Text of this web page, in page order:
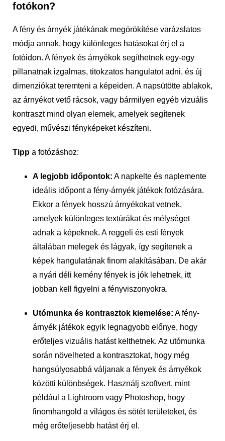
fotókon?
A fény és árnyék játékának megörökítése varázslatos
módja annak, hogy különleges hatásokat érj el a
fotóidon. A fények és árnyékok segíthetnek egy-egy
pillanatnak izgalmas, titokzatos hangulatot adni, és új
dimenziókat teremteni a képeiden. A napsütötte ablakok,
az árnyékot vető rácsok, vagy bármilyen egyéb vizuális
kontraszt mind olyan elemek, amelyek segítenek
egyedi, művészi fényképeket készíteni.
Tipp a fotózáshoz:
A legjobb időpontok: A napkelte és naplemente
ideális időpont a fény-árnyék játékok fotózására.
Ekkor a fények hosszú árnyékokat vetnek,
amelyek különleges textúrákat és mélységet
adnak a képeknek. A reggeli és esti fények
általában melegek és lágyak, így segítenek a
képek hangulatának finom alakításában. De akár
a nyári déli kemény fények is jók lehetnek, itt
jobban kell figyelni a fényviszonyokra.
Utómunka és kontrasztok kiemelése: A fény-
árnyék játékok egyik legnagyobb előnye, hogy
erőteljes vizuális hatást kelthetnek. Az utómunka
során növelheted a kontrasztokat, hogy még
hangsúlyosabbá váljanak a fények és árnyékok
közötti különbségek. Használj szoftvert, mint
például a Lightroom vagy Photoshop, hogy
finomhangold a világos és sötét területeket, és
még erőteljesebb hatást érj el.